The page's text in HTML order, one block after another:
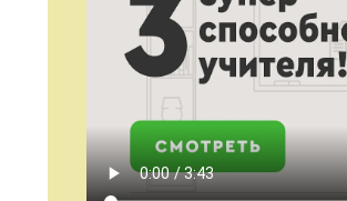
Мамандар арасында?ы со??ы
арасында суицидтік мінез-??лы?
психологиялы? ?олайсыз
ылы ?з ?мірлеріне н?с?ан келтірулері.
себептері болады. К?птеген келе?сіз
эмоциялы? к?йлерін бас?ара алмай
таба алмай, ауыр эмоциялы?
и?алар?а ?шырап жатады. Оны? ішінде
салдарды мысал ретінде келтіре кетейік.